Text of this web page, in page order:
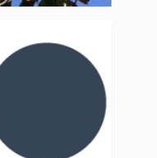
Paresys